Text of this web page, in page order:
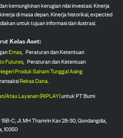
kemungkinan kerugian nilai investasi. Kinerja
di masa depan. Kinerja historikal, expected
untuk tujuan informasi dan ilustrasi.
Kelas Aset:
Emas, Peraturan dan Ketentuan
Futures, Peraturan dan Ketentuan
Produk Saham Tunggal Asing
Reksa Dana.
Atau Layanan (RIPLAY)untuk PT Bumi
C, Jl. MH Thamrin Kav 28-30, Gondangdia,
10350